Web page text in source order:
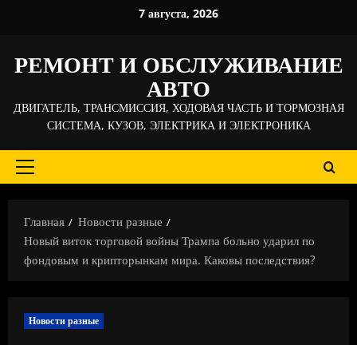
7 августа, 2026
РЕМОНТ И ОБСЛУЖИВАНИЕ
АВТО
ДВИГАТЕЛЬ, ТРАНСМИССИЯ, ХОДОВАЯ ЧАСТЬ И ТОРМОЗНАЯ
СИСТЕМА, КУЗОВ, ЭЛЕКТРИКА И ЭЛЕКТРОНИКА
Основное
Главная
Новости разные
Новый виток торговой войны Трампа больно ударил по
фондовым и крипторынкам мира. Каковы последствия?
Новости разные